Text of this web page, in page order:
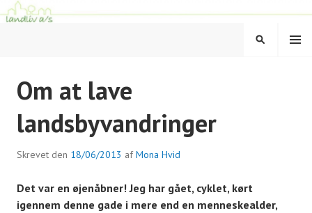
Hop
til
LANDLIV
MENU
SØG
Om at lave
landsbyvandringer
Skrevet den 18/06/2013 afMona Hvid
Det var en øjenåbner! Jeg har gået, cyklet, kørt
igennem denne gade i mere end en menneskealder,